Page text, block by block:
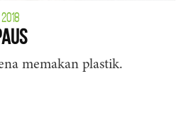
2018
memakan plastik.